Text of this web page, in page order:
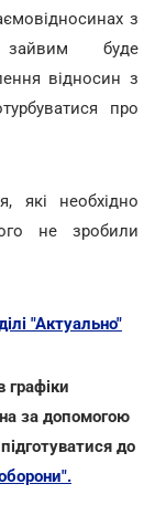
з
зайвим буде
відносин з
про
які необхідно
не зробили
"Актуально"
графіки
за допомогою
до